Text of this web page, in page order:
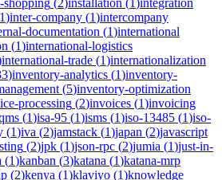
1)inter-company (1)intercompany
documentation (1)international
(1)international-logistics
international-trade (1)internationalization
)inventory-analytics (1)inventory-
(5)inventory-optimization
processing (2)invoices (1)invoicing
(1)isa-95 (1)isms (1)iso-13485 (1)iso-
(1)iva (2)jamstack (1)japan (2)javascript
(2)jpk (1)json-rpc (2)jumia (1)just-in-
(1)kanban (3)katana (1)katana-mrp
(2)kenya (1)klaviyo (1)knowledge